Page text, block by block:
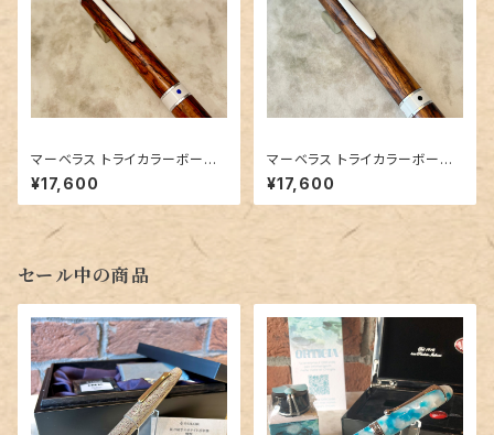
マーベラス トライカラーボール
ペン【ホンジュラスローズウッド
バーズアイ 】④
¥17,600
マーベラス トライカラーボール
ペン【ホンジュラスローズウッド
バーズアイ 】③
¥17,600
セール中の商品